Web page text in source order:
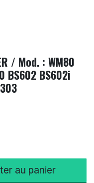
/ Mod. : WM80
BS602 BS602i
au panier